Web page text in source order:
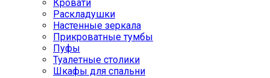
Кровати
Раскладушки
Настенные зеркала
Прикроватные тумбы
Пуфы
Туалетные столики
Шкафы для спальни